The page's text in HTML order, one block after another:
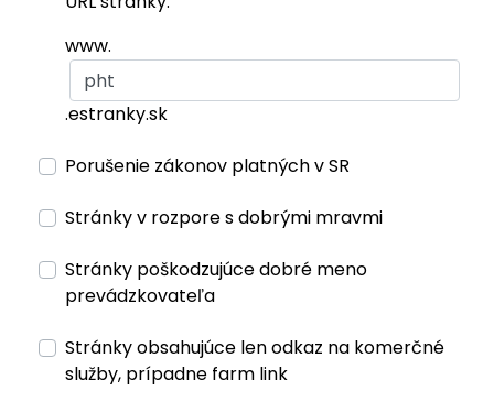
www.
.estranky.sk
Porušenie zákonov platných v SR
Stránky v rozpore s dobrými mravmi
Stránky poškodzujúce dobré meno
prevádzkovateľa
Stránky obsahujúce len odkaz na komerčné
služby, prípadne farm link